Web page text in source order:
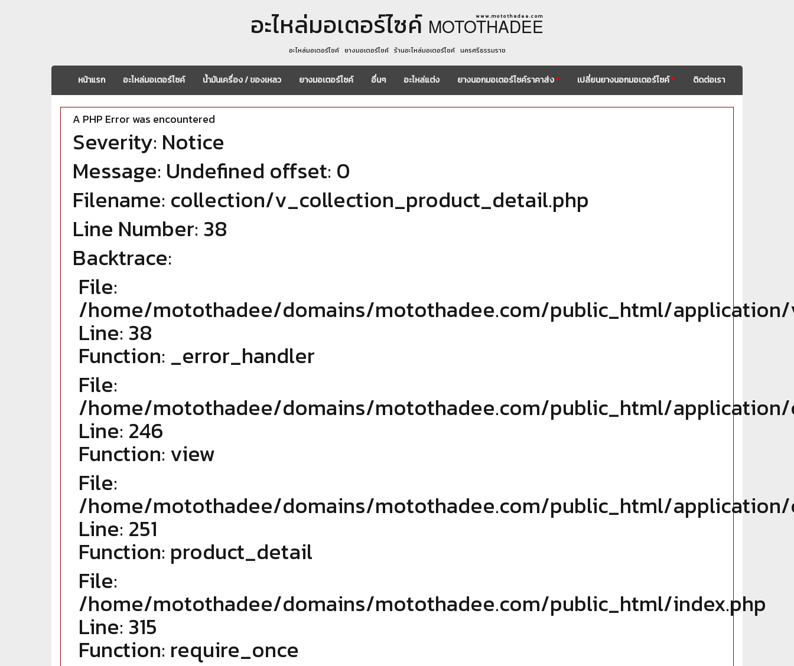
อะไหล่มอเตอร์ไซค์ MOTOTHADEE
w w w . m o t o t h a d e e . c o m
อะไหล่มอเตอร์ไซค์ ยางมอเตอร์ไซค์ ร้านอะไหล่มอเตอร์ไซค์ นครศรีธรรมราช
หน้าแรก อะไหล่มอเตอร์ไซค์ น้ำมันเครื่อง / ของเหลว ยางมอเตอร์ไซค์ อื่นๆ อะไหล่แต่ง ยางนอกมอเตอร์ไซค์ราคาส่ง* เปลี่ยนยางนอกมอเตอร์ไซค์* ติดต่อเรา
A PHP Error was encountered
Severity: Notice
Message: Undefined offset: 0
Filename: collection/v_collection_product_detail.php
Line Number: 38
Backtrace:
File:
/home/motothadee/domains/motothadee.com/public_html/
Line: 38
Function: _error_handler
File:
/home/motothadee/domains/motothadee.com/public_html/
Line: 246
Function: view
File:
/home/motothadee/domains/motothadee.com/public_html/
Line: 251
Function: product_detail
File:
/home/motothadee/domains/motothadee.com/public_html/index.php
Line: 315
Function: require_once